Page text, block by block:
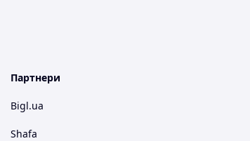
Партнери
Bigl.ua
Shafa